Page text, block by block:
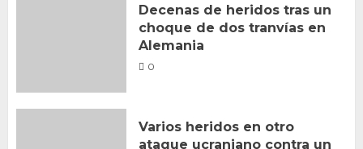
Decenas de heridos tras un
choque de dos tranvías en
Alemania
0
Varios heridos en otro
ataque ucraniano contra un